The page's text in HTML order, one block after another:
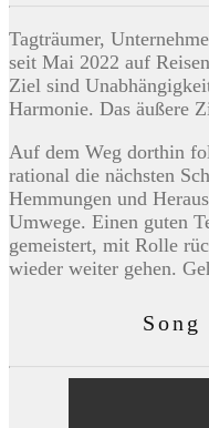
Tagträumer,
seit Mai 2022 auf
Ziel sind
Harmonie. Das äußere
Auf dem Weg dorthin
rational die nächsten
Hemmungen und
Umwege. Einen guten
gemeistert, mit Rolle
wieder weiter gehen.